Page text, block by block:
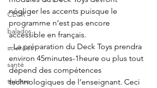
CECR
balados
sciences
santé
théâtre
négliger les accents puisque le
programme n’est pas encore
accessible en français.
- La préparation du Deck Toys prendra
environ 45minutes-1heure ou plus tout
dépend des compétences
technologiques de l’enseignant. Ceci